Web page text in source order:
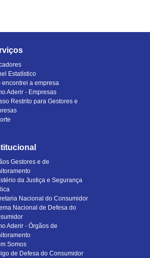
Estatístico
encontrei a empresa
Aderir - Empresas
Restrito para Gestores e
Gestores e de
da Justiça e Segurança
Nacional do Consumidor
Nacional de Defesa do
Aderir - Órgãos de
Somos
de Defesa do Consumidor